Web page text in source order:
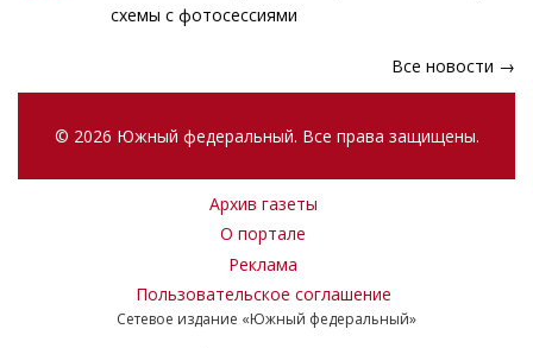
схемы с фотосессиями
Все новости →
© 2026 Южный федеральный. Все права защищены.
Архив газеты
О портале
Реклама
Пользовательское соглашение
Сетевое издание «Южный федеральный»